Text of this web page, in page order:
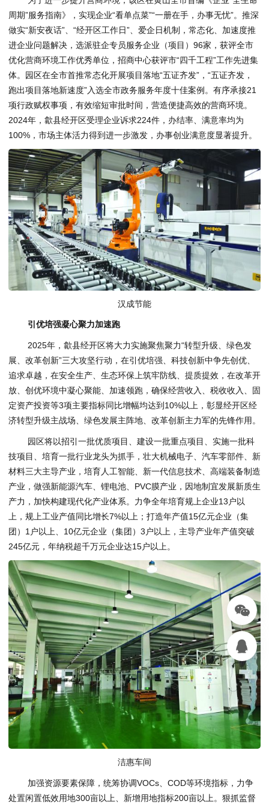
周期”服务指南》，实现企业“看单点菜”“一册在手，办事无忧”。推深
做实“新安夜话”、“经开区工作日”、爱企日机制，常态化、加速度推
进企业问题解决，选派驻企专员服务企业（项目）96家，获评全市
优化营商环境工作优秀单位，招商中心获评市“四千工程”工作先进集
体。园区在全市首推常态化开展项目落地“五证齐发”，“五证齐发，
跑出项目落地新速度”入选全市政务服务年度十佳案例。有序承接21
项行政赋权事项，有效缩短审批时间，营造便捷高效的营商环境。
2024年，歙县经开区受理企业诉求224件，办结率、满意率均为
100%，市场主体活力得到进一步激发，办事创业满意度显著提升。
汉成节能
引优培强凝心聚力加速跑
2025年，歙县经开区将大力实施聚焦聚力“转型升级、绿色发
展、改革创新”三大攻坚行动，在引优培强、科技创新中争先创优、
追求卓越，在安全生产、生态环保上筑牢防线、提质提效，在改革开
放、创优环境中凝心聚能、加速领跑，确保经营收入、税收收入、固
定资产投资等3项主要指标同比增幅均达到10%以上，彰显经开区经
济转型升级主战场、绿色发展主阵地、改革创新主力军的先锋作用。
园区将以招引一批优质项目、建设一批重点项目、实施一批科
技项目、培育一批行业龙头为抓手，壮大机械电子、汽车零部件、新
材料三大主导产业，培育人工智能、新一代信息技术、高端装备制造
产业，做强新能源汽车、锂电池、PVC膜产业，因地制宜发展新质生
产力，加快构建现代化产业体系。力争全年培育规上企业13户以
上，规上工业产值同比增长7%以上；打造年产值15亿元企业（集
团）1户以上、10亿元企业（集团）3户以上，主导产业年产值突破
245亿元，年纳税超千万元企业达15户以上。
洁惠车间
加强资源要素保障，统筹协调VOCs、COD等环境指标，力争
处置闲置低效用地300亩以上、新增用地指标200亩以上。狠抓监督